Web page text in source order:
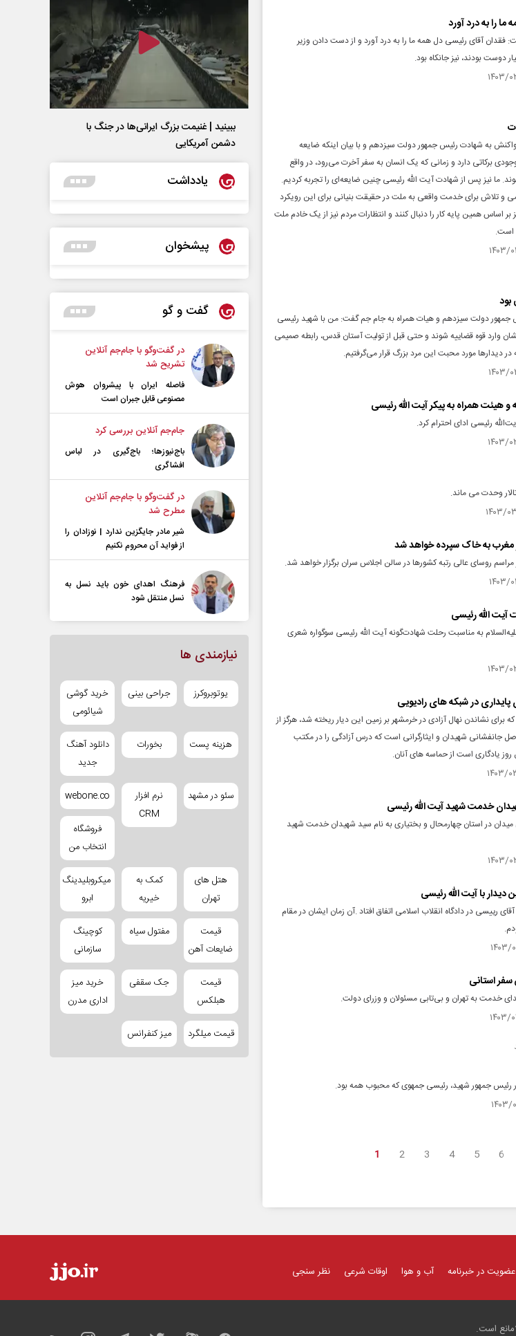
را به درد آورد
فقدان آقای رئیسی دل همه ما را به درد آورد و از دست دادن وزیر
دوست بودند، نیز جانکاه بود.
به شهادت رئیس جمهور دولت سیزدهم و با بیان اینکه ضایعه
برکاتی دارد و زمانی که یک انسان به سفر آخرت می‌رود، در واقع
ما نیز پس از شهادت آیت الله رئیسی چنین ضایعه‌ای را تجربه کردیم.
و تلاش برای خدمت واقعی به ملت در حقیقت بنیانی برای این رویکرد
اساس همین پایه کار را دنبال کنند و انتظارات مردم نیز از یک خادم ملت
است.
دولت سیزدهم و هیات همراه به جام جم گفت: من با شهید رئیسی
وارد قوه قضاییه شوند و حتی قبل از تولیت آستان قدس، رابطه صمیمی
دیدارها مورد محبت این مرد بزرگ قرار می‌گرفتیم.
هیئت همراه به پیکر آیت‌ الله رئیسی
رئیسی ادای احترام کرد.
وحدت می ماند.
مغرب به خاک سپرده خواهد شد
روسای عالی رتبه کشور‌ها در سالن اجلاس سران برگزار خواهد شد.
آیت الله رئیسی
به مناسبت رحلت شهادت‌گونه‌ آیت الله رئیسی سوگواره شعری
پایداری در شبکه های رادیویی
نشاندن نهال آزادی در خرمشهر بر زمین این دیار ریخته شد، هرگز از
جانفشانی شهیدان و ایثارگرانی است که درس آزادگی را در مکتب
یادگاری است از حماسه های آنان.
خدمت شهید آیت الله رئیسی
در استان چهارمحال و بختیاری به نام سید شهیدان خدمت شهید
با آیت الله رئیسی
بین من و آقای رییسی در دادگاه انقلاب اسلامی اتفاق افتاد .آن زمان ایشان در مقام
سفر استانی
خدمت به تهران و بی‌تابی مسئولان و وزرای دولت.
رئیس جمهور شهید، رئیسی جمهوی که محبوب همه بود.
1 2 3 4 5 6
ببینید | غنیمت بزرگ ایرانی‌ها در جنگ با
دشمن آمریکایی
یادداشت
پیشخوان
گفت و گو
در گفت‌و‌گو با جام‌جم آنلاین
تشریح شد
فاصله ایران با پیشرو‌ان هوش
مصنوعی قابل جبران است
جام‌جم آنلاین بررسی کرد
باج‌نیوزها؛ باج‌گیری در لباس
افشاگری
در گفت‌و‌گو با جام‌جم آنلاین
مطرح شد
شیر مادر جایگزین ندارد | نوزادان را
از فواید آن محروم نکنیم
فرهنگ اهدای خون باید نسل به
نسل منتقل شود
نیازمندی ها
یوتوبروکرز جراحی بینی
خرید گوشی
شیائومی
هزینه پست بخورات
دانلود آهنگ
جدید
سئو در مشهد
نرم افزار
CRM
webone.co
فروشگاه
انتخاب من
هتل های
تهران
کمک به
خیریه
میکروبلیدینگ
ابرو
قیمت
ضایعات آهن
مفتول سیاه
کوچینگ
سازمانی
قیمت
هبلکس
جک سقفی
خرید میز
اداری مدرن
قیمت میلگرد میز کنفرانس
عضویت در خبرنامه آب و هوا اوقات شرعی نظر سنجی
است.